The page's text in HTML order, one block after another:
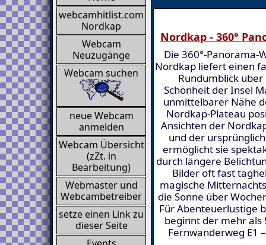
webcamhitlist.com
Nordkap
Webcam
Neuzugänge
Webcam suchen
neue Webcam
anmelden
Webcam Übersicht
(zZt. in
Bearbeitung)
Webmaster und
Webcambetreiber
setze einen Link zu
dieser Seite
Nordkap - 360°
Die 360°-Panorama-
Nordkap liefert einen
Rundumblick
Schönheit der Insel
unmittelbarer Nähe
Nordkap-Plateau
Ansichten der
und der
ermöglicht sie
durch längere
Bilder oft fast
magische
die Sonne über
Für Abenteuerlustige
beginnt der mehr als
Fernwanderweg E1